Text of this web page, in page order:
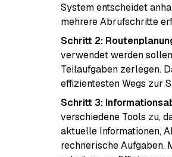
System entscheidet
mehrere Abrufschritte
Schritt 2:
verwendet werden
Teilaufgaben zerlegen.
effizientesten Wegs zur
Schritt 3:
verschiedene Tools zu,
aktuelle Informationen,
rechnerische Aufgaben.